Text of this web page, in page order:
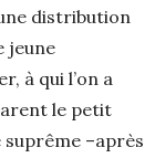
distribution
jeune
à qui l’on a
le petit
–après